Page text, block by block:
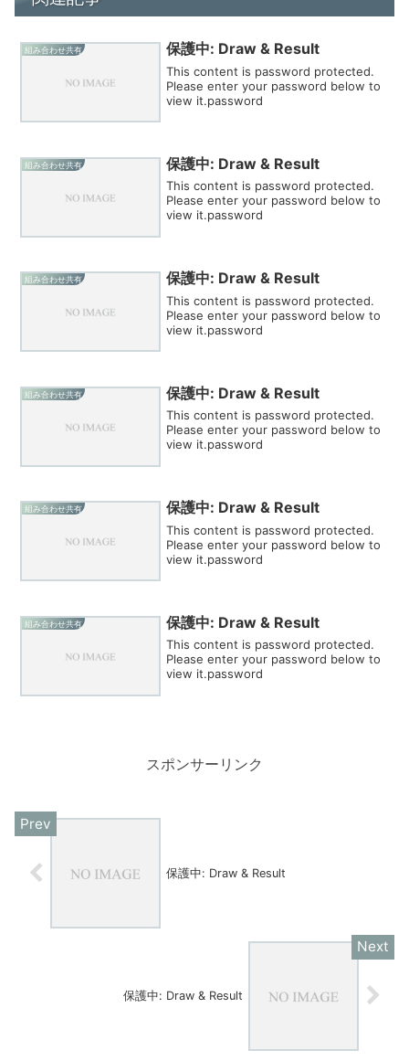
組み合わせ共有 保護中: Draw & Result
This content is password protected.
Please enter your password below to
view it.password
組み合わせ共有 保護中: Draw & Result
This content is password protected.
Please enter your password below to
view it.password
組み合わせ共有 保護中: Draw & Result
This content is password protected.
Please enter your password below to
view it.password
組み合わせ共有 保護中: Draw & Result
This content is password protected.
Please enter your password below to
view it.password
組み合わせ共有 保護中: Draw & Result
This content is password protected.
Please enter your password below to
view it.password
組み合わせ共有 保護中: Draw & Result
This content is password protected.
Please enter your password below to
view it.password
スポンサーリンク
保護中: Draw & Result
保護中: Draw & Result